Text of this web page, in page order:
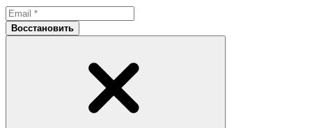
Восстановить